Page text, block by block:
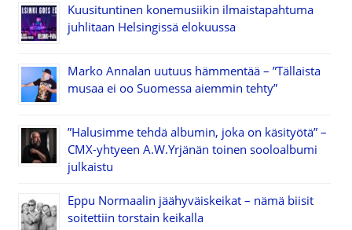
Kuusituntinen konemusiikin ilmaistapahtuma
juhlitaan Helsingissä elokuussa
Marko Annalan uutuus hämmentää – ”Tällaista
musaa ei oo Suomessa aiemmin tehty”
”Halusimme tehdä albumin, joka on käsityötä” –
CMX-yhtyeen A.W.Yrjänän toinen sooloalbumi
julkaistu
Eppu Normaalin jäähyväiskeikat – nämä biisit
soitettiin torstain keikalla